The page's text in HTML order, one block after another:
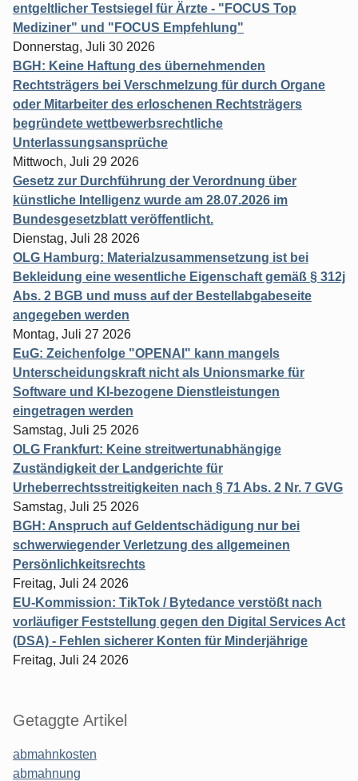
entgeltlicher Testsiegel für Ärzte - "FOCUS Top
Mediziner" und "FOCUS Empfehlung"
Donnerstag, Juli 30 2026
BGH: Keine Haftung des übernehmenden
Rechtsträgers bei Verschmelzung für durch Organe
oder Mitarbeiter des erloschenen Rechtsträgers
begründete wettbewerbsrechtliche
Unterlassungsansprüche
Mittwoch, Juli 29 2026
Gesetz zur Durchführung der Verordnung über
künstliche Intelligenz wurde am 28.07.2026 im
Bundesgesetzblatt veröffentlicht.
Dienstag, Juli 28 2026
OLG Hamburg: Materialzusammensetzung ist bei
Bekleidung eine wesentliche Eigenschaft gemäß § 312j
Abs. 2 BGB und muss auf der Bestellabgabeseite
angegeben werden
Montag, Juli 27 2026
EuG: Zeichenfolge "OPENAI" kann mangels
Unterscheidungskraft nicht als Unionsmarke für
Software und KI-bezogene Dienstleistungen
eingetragen werden
Samstag, Juli 25 2026
OLG Frankfurt: Keine streitwertunabhängige
Zuständigkeit der Landgerichte für
Urheberrechtsstreitigkeiten nach § 71 Abs. 2 Nr. 7 GVG
Samstag, Juli 25 2026
BGH: Anspruch auf Geldentschädigung nur bei
schwerwiegender Verletzung des allgemeinen
Persönlichkeitsrechts
Freitag, Juli 24 2026
EU-Kommission: TikTok / Bytedance verstößt nach
vorläufiger Feststellung gegen den Digital Services Act
(DSA) - Fehlen sicherer Konten für Minderjährige
Freitag, Juli 24 2026
Getaggte Artikel
abmahnkosten
abmahnung